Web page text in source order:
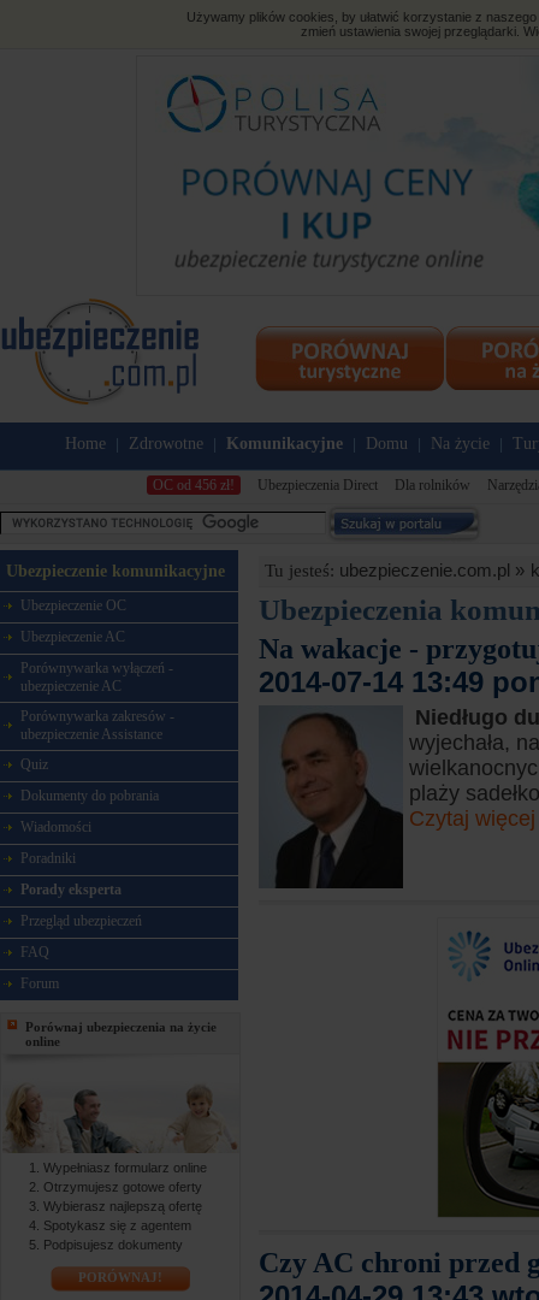
Używamy plików cookies, by ułatwić korzystanie z
zmień ustawienia swojej przeglądarki.
Home Zdrowotne Komunikacyjne Domu Na życie
OC od 456 zł! Ubezpieczenia Direct Dla rolników
Ubezpieczenie komunikacyjne
Ubezpieczenie OC
Ubezpieczenie AC
Porównywarka wyłączeń -
ubezpieczenie AC
Porównywarka zakresów -
ubezpieczenie Assistance
Quiz
Dokumenty do pobrania
Wiadomości
Poradniki
Porady eksperta
Przegląd ubezpieczeń
FAQ
Forum
Porównaj ubezpieczenia na życie
online
Wypełniasz formularz online
Otrzymujesz gotowe oferty
Wybierasz najlepszą ofertę
Spotykasz się z agentem
Podpisujesz dokumenty
PORÓWNAJ!
Tu jesteś: ubezpieczenie.com.pl »
Ubezpieczenia
Na wakacje -
2014-07-14 13:49
Niedługo
wyjechała,
plaży
Czytaj więcej
Czy AC chroni przed